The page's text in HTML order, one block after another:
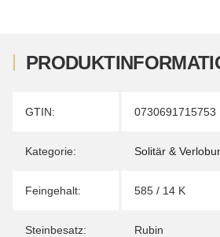
Produkteigenschaft
Wert
GTIN: 0730691715753
Kategorie: Solitär &
Feingehalt: 585 / 14 K
Steinbesatz: Rubin